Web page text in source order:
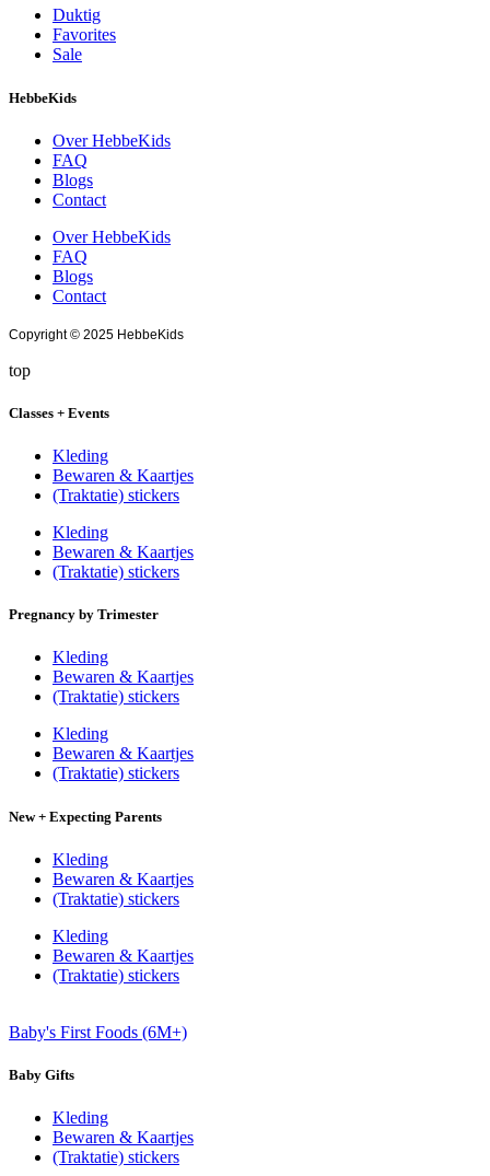
Duktig
Favorites
Sale
HebbeKids
Over HebbeKids
FAQ
Blogs
Contact
Over HebbeKids
FAQ
Blogs
Contact
Copyright © 2025 HebbeKids
top
Classes + Events
Kleding
Bewaren & Kaartjes
(Traktatie) stickers
Kleding
Bewaren & Kaartjes
(Traktatie) stickers
Pregnancy by Trimester
Kleding
Bewaren & Kaartjes
(Traktatie) stickers
Kleding
Bewaren & Kaartjes
(Traktatie) stickers
New + Expecting Parents
Kleding
Bewaren & Kaartjes
(Traktatie) stickers
Kleding
Bewaren & Kaartjes
(Traktatie) stickers
Baby's First Foods (6M+)
Baby Gifts
Kleding
Bewaren & Kaartjes
(Traktatie) stickers